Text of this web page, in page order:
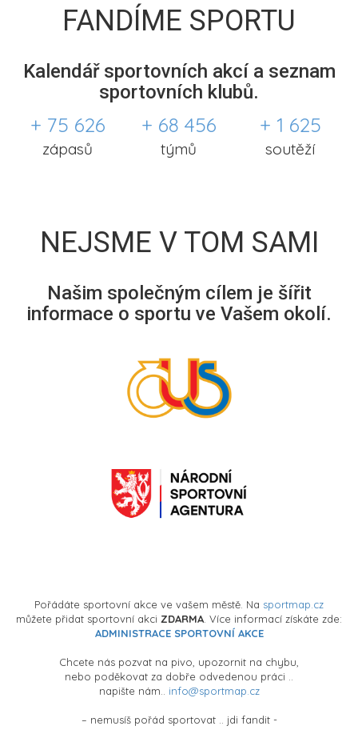
FANDÍME SPORTU
Kalendář sportovních akcí a seznam
sportovních klubů.
+ 75 626
zápasů
+ 68 456
týmů
+ 1 625
soutěží
NEJSME V TOM SAMI
Našim společným cílem je šířit
informace o sportu ve Vašem okolí.
Pořádáte sportovní akce ve vašem městě. Na sportmap.cz
můžete přidat sportovní akci ZDARMA . Více informací získáte zde:
ADMINISTRACE SPORTOVNÍ AKCE
Chcete nás pozvat na pivo, upozornit na chybu,
nebo poděkovat za dobře odvedenou práci ..
napište nám.. info@sportmap.cz
– nemusíš pořád sportovat .. jdi fandit -